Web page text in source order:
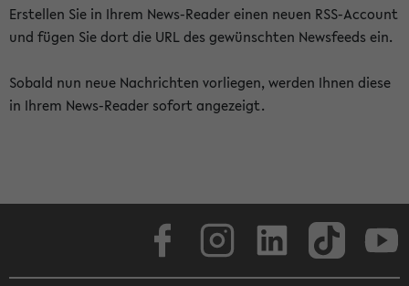
Erstellen Sie in Ihrem News-Reader einen neuen RSS-Account
und fügen Sie dort die URL des gewünschten Newsfeeds ein.
Sobald nun neue Nachrichten vorliegen, werden Ihnen diese
in Ihrem News-Reader sofort angezeigt.